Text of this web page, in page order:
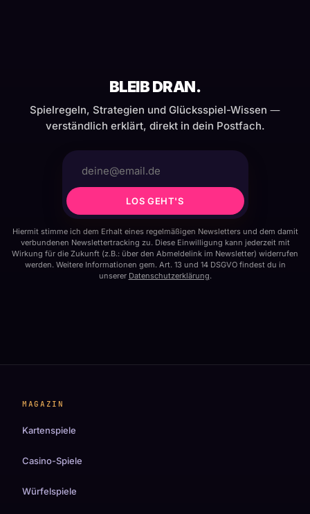
BLEIB DRAN.
Spielregeln, Strategien und Glücksspiel-Wissen —
verständlich erklärt, direkt in dein Postfach.
LOS GEHT'S
Hiermit stimme ich dem Erhalt eines regelmäßigen Newsletters und dem damit
verbundenen Newslettertracking zu. Diese Einwilligung kann jederzeit mit
Wirkung für die Zukunft (z.B.: über den Abmeldelink im Newsletter) widerrufen
werden. Weitere Informationen gem. Art. 13 und 14 DSGVO findest du in
unserer Datenschutzerklärung.
MAGAZIN
Kartenspiele
Casino-Spiele
Würfelspiele